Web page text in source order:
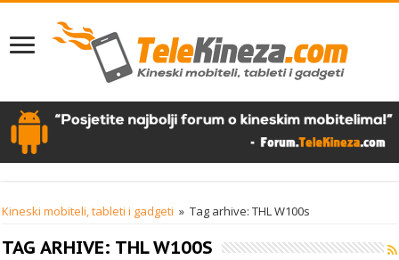
Kineski mobiteli, tableti i gadgeti » Tag arhive: THL W100s
TAG ARHIVE: THL W100S